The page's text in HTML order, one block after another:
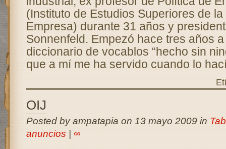
(Instituto de Estudios Superiores de la
Empresa) durante 31 años y
Sonnenfeld. Empezó hace tres años
diccionario de vocablos “hecho sin
que a mí me ha servido cuando lo
OIJ
Posted by ampatapia on 13 mayo 2009 in
anuncios
∞